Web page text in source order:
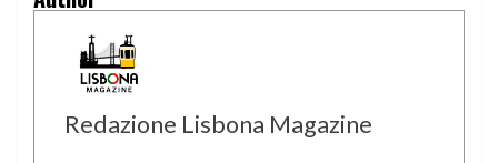
Redazione Lisbona Magazine